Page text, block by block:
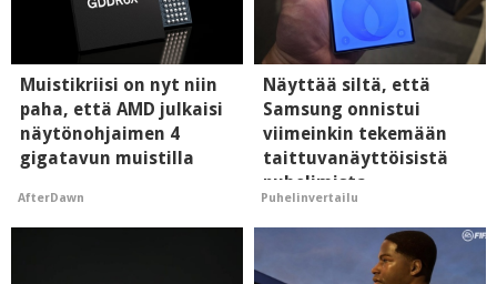
Muistikriisi on nyt niin
paha, että AMD julkaisi
näytönohjaimen 4
gigatavun muistilla
AfterDawn
Näyttää siltä, että
Samsung onnistui
viimeinkin tekemään
taittuvanäyttöisistä
puhelimista
supersuosittuja
Puhelinvertailu